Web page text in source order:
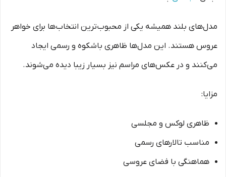
مدل‌های بلند همیشه یکی از محبوب‌ترین انتخاب‌ها برای خواهر
عروس هستند. این مدل‌ها ظاهری باشکوه و رسمی ایجاد
می‌کنند و در عکس‌های مراسم نیز بسیار زیبا دیده می‌شوند.
مزایا:
ظاهری لوکس و مجلسی
مناسب تالارهای رسمی
هماهنگی با فضای عروسی